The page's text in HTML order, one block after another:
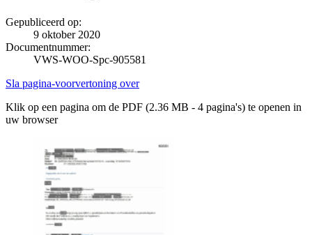
Gepubliceerd op:
9 oktober 2020
Documentnummer:
VWS-WOO-Spc-905581
Sla pagina-voorvertoning over
Klik op een pagina om de PDF (2.36 MB - 4 pagina's) te openen in
uw browser